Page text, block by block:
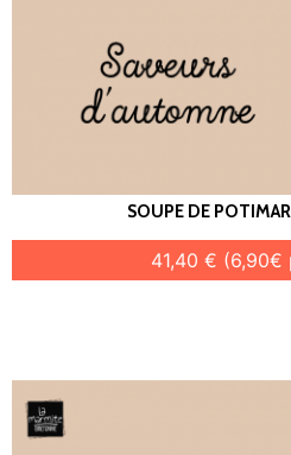
SOUPE DE
41,40 € (6,90€